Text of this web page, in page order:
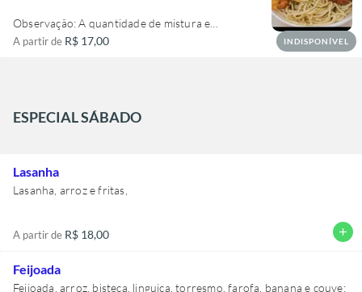
Observação: A quantidade de mistura e
acompanhamentos variam de acordo com o
A partir de R$ 17,00 INDISPONÍVEL
ESPECIAL SÁBADO
Lasanha
Lasanha, arroz e fritas,
A partir de R$ 18,00 add
Feijoada
Feijoada, arroz, bisteca, linguiça, torresmo, farofa, banana e couve;